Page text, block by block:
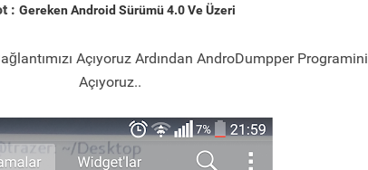
: Gereken Android Sürümü 4.0 Ve Üzeri
Açıyoruz Ardından AndroDumpper Programini
Açıyoruz..